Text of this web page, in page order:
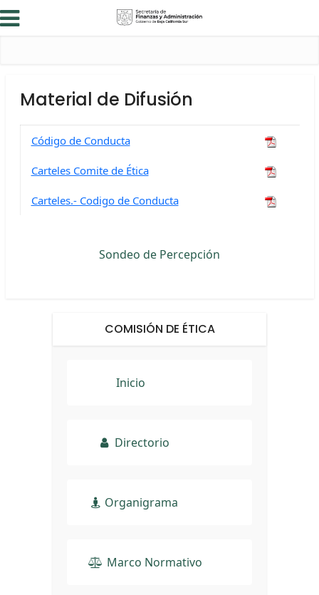
Material de Difusión
Código de Conducta
Carteles Comite de Ética
Carteles.- Codigo de Conducta
Sondeo de Percepción
COMISIÓN DE ÉTICA
Inicio
Directorio
Organigrama
Marco Normativo